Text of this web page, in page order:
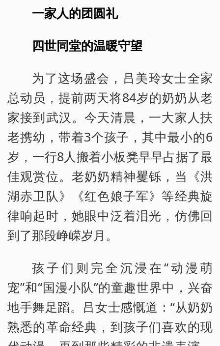
一家人的团圆礼
四世同堂的温暖守望
为了这场盛会，吕美玲女士全家
总动员，提前两天将84岁的奶奶从老
家接到武汉。今天清晨，一大家人扶
老携幼，带着3个孩子，其中最小的6
岁，一行8人搬着小板凳早早占据了最
佳观赏位。老奶奶精神矍铄，当《洪
湖赤卫队》《红色娘子军》等经典旋
律响起时，她眼中泛着泪光，仿佛回
到了那段峥嵘岁月。
孩子们则完全沉浸在“动漫萌
宠”和“国漫小队”的童趣世界中，兴奋
地手舞足蹈。吕女士感慨道：“从奶奶
熟悉的革命经典，到孩子们喜欢的现